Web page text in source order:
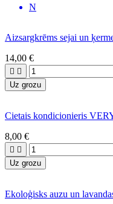
N
Aizsargkrēms sejai un
14,00 €
 
Uz grozu
Cietais kondicionieris
8,00 €
 
Uz grozu
Ekoloģisks auzu un